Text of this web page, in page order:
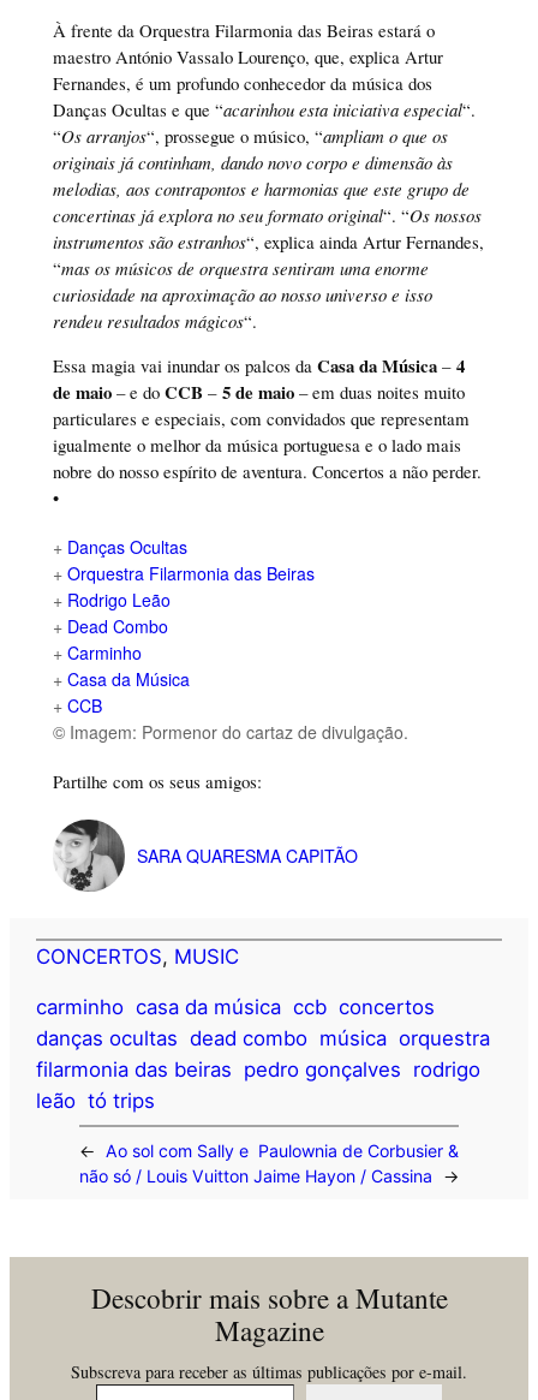
À frente da Orquestra Filarmonia das Beiras estará o
maestro António Vassalo Lourenço, que, explica Artur
Fernandes, é um profundo conhecedor da música dos
Danças Ocultas e que “acarinhou esta iniciativa especial“.
“Os arranjos“, prossegue o músico, “ampliam o que os
originais já continham, dando novo corpo e dimensão às
melodias, aos contrapontos e harmonias que este grupo de
concertinas já explora no seu formato original“. “Os nossos
instrumentos são estranhos“, explica ainda Artur Fernandes,
“mas os músicos de orquestra sentiram uma enorme
curiosidade na aproximação ao nosso universo e isso
rendeu resultados mágicos“.
Essa magia vai inundar os palcos da Casa da Música –4
de maio– e do CCB –5 de maio– em duas noites muito
particulares e especiais, com convidados que representam
igualmente o melhor da música portuguesa e o lado mais
nobre do nosso espírito de aventura. Concertos a não perder.
•
+ Danças Ocultas
+ Orquestra Filarmonia das Beiras
+ Rodrigo Leão
+ Dead Combo
+ Carminho
+ Casa da Música
+ CCB
© Imagem: Pormenor do cartaz de divulgação.
Partilhe com os seus amigos:
SARA QUARESMA CAPITÃO
CONCERTOS, MUSIC
carminho casa da música ccb concertos
danças ocultas dead combo música orquestra
filarmonia das beiras pedro gonçalves rodrigo
leão tó trips
←
Ao sol com Sally e
não só / Louis Vuitton
Paulownia de Corbusier &
Jaime Hayon / Cassina
→
Descobrir mais sobre a Mutante
Magazine
Subscreva para receber as últimas publicações por e-mail.
Insira o seu email…